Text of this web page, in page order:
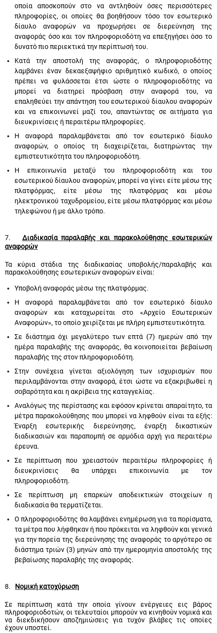
οποία αποσκοπούν στο να αντληθούν όσες περισσότερες
πληροφορίες, οι οποίες θα βοηθήσουν τόσο τον εσωτερικό
δίαυλο αναφορών να προχωρήσει σε διερεύνηση της
αναφοράς όσο και τον πληροφοριοδότη να επεξηγήσει όσο το
δυνατό πιο περιεκτικά την περίπτωσή του.
Κατά την αποστολή της αναφοράς, ο πληροφοριοδότης
λαμβάνει έναν δεκαεξαψήφιο αριθμητικό κωδικό, ο οποίος
πρέπει να φυλάσσεται έτσι ώστε ο πληροφοριοδότης να
μπορεί να διατηρεί πρόσβαση στην αναφορά του, να
επαληθεύει την απάντηση του εσωτερικού δίαυλου αναφορών
και να επικοινωνεί μαζί του, απαντώντας σε αιτήματα για
διευκρινίσεις ή περαιτέρω πληροφορίες.
Η αναφορά παραλαμβάνεται από τον εσωτερικό δίαυλο
αναφορών, ο οποίος τη διαχειρίζεται, διατηρώντας την
εμπιστευτικότητα του πληροφοριοδότη.
Η επικοινωνία μεταξύ του πληροφοριοδότη και του
εσωτερικού δίαυλου αναφορών, μπορεί να γίνει είτε μέσω της
πλατφόρμας, είτε μέσω της πλατφόρμας και μέσω
ηλεκτρονικού ταχυδρομείου, είτε μέσω πλατφόρμας και μέσω
τηλεφώνου ή με άλλο τρόπο.
7. Διαδικασία παραλαβής και παρακολούθησης εσωτερικών
αναφορών
Τα κύρια στάδια της διαδικασίας υποβολής/παραλαβής και
παρακολούθησης εσωτερικών αναφορών είναι:
Υποβολή αναφοράς μέσω της πλατφόρμας.
Η αναφορά παραλαμβάνεται από τονεσωτερικό δίαυλο
αναφορών και καταχωρείται στο «Αρχείο Εσωτερικών
Αναφορών», το οποίο χειρίζεται με πλήρη εμπιστευτικότητα.
Σε διάστημα όχι μεγαλύτερο των επτά (7) ημερών από την
ημέρα παραλαβής της αναφοράς, θα κοινοποιείται βεβαίωση
παραλαβής της στον πληροφοριοδότη.
Στην συνέχεια γίνεται αξιολόγηση των ισχυρισμών που
περιλαμβάνονται στην αναφορά, έτσι ώστε να εξακριβωθεί η
σοβαρότητα και η ακρίβεια της καταγγελίας.
Αναλόγως της περίστασης και εφόσον κρίνεται απαραίτητο, τα
μέτρα παρακολούθησης που μπορεί να ληφθούν είναι τα εξής:
Έναρξη εσωτερικής διερεύνησης, έναρξη δικαστικών
διαδικασιών και παραπομπή σε αρμόδια αρχή για περαιτέρω
έρευνα.
Σε περίπτωση που χρειαστούν περαιτέρω πληροφορίες ή
διευκρινίσεις θα υπάρχει επικοινωνία με τον
πληροφοριοδότη.
Σε περίπτωση μη επαρκών αποδεικτικών στοιχείων η
διαδικασία θα τερματίζεται.
Ο πληροφοριοδότης θα λαμβάνει ενημέρωση για τα πορίσματα,
τα μέτρα που λήφθηκαν ή που πρόκειται να ληφθούν και γενικά
για την πορεία της διερεύνησης της αναφοράς το αργότερο σε
διάστημα τριών (3) μηνών από την ημερομηνία αποστολής της
βεβαίωσης παραλαβής της αναφοράς.
8. Νομική κατοχύρωση
Σε περίπτωση κατά την οποία γίνουν ενέργειες εις βάρος
πληροφοριοδοτών, οι τελευταίοι μπορούν να κινηθούν νομικά και
να διεκδικήσουν αποζημιώσεις για τυχόν βλάβες τις οποίες
έχουν υποστεί.